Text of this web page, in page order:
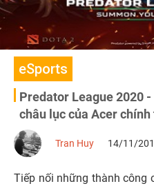
eSports
Predator League 2020
châu lục của Acer
Tran Huy 14/11/
Tiếp nối những thành công